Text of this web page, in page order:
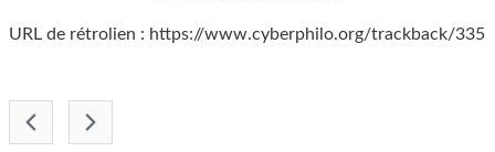
URL de rétrolien : https://www.cyberphilo.org/trackback/335